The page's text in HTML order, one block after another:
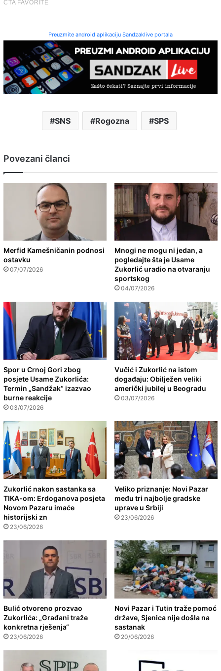
Preuzmite android aplikaciju Sandzaklive portala
SNS Rogozna SPS
Povezani članci
Merfid Kamešničanin podnosi
ostavku
07/07/2026
Mnogi ne mogu ni jedan, a
pogledajte šta je Usame
Zukorlić uradio na otvaranju
sportskog
04/07/2026
Spor u Crnoj Gori zbog
posjete Usame Zukorlića:
Termin „Sandžak“ izazvao
burne reakcije
03/07/2026
Vučić i Zukorlić na istom
događaju: Obilježen veliki
američki jubilej u Beogradu
03/07/2026
Zukorlić nakon sastanka sa
TIKA-om: Erdoganova posjeta
Novom Pazaru imaće
historijski zn
23/06/2026
Veliko priznanje: Novi Pazar
među tri najbolje gradske
uprave u Srbiji
23/06/2026
Bulić otvoreno prozvao
Zukorlića: „Građani traže
konkretna rješenja“
23/06/2026
Novi Pazar i Tutin traže pomoć
države, Sjenica nije došla na
sastanak
20/06/2026